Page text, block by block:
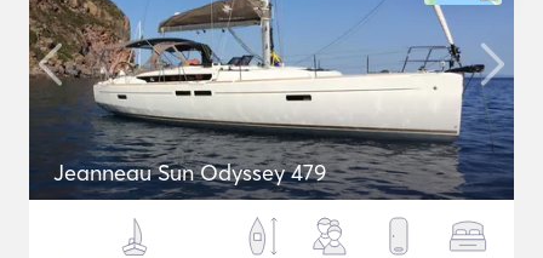
Jeanneau Sun Odyssey 479